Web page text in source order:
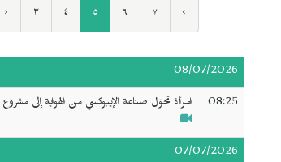
‹ ٣ ٤ ٥ ٦ ٧ ›
08/07/2026
08:25 امرأة تحوّل صناعة الإيبوكسي من الهواية إلى مشروع
07/07/2026